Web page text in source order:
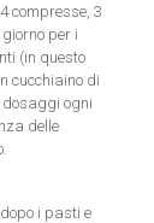
compresse, 3
per i
(in questo
cucchiaino di
ogni
delle
i pasti e